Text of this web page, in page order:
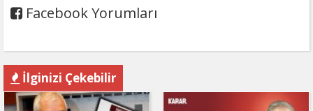
Facebook Yorumları
İlginizi Çekebilir